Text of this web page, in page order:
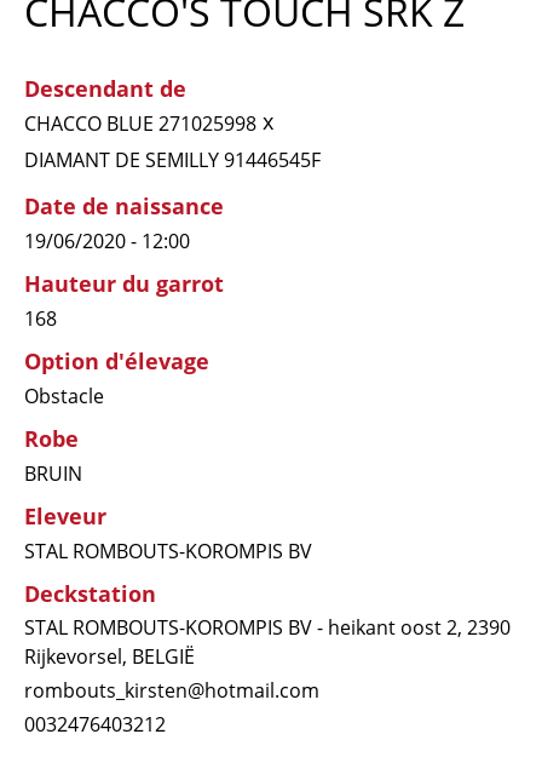
CHACCO'S TOUCH SRK Z
Descendant de
CHACCO BLUE 271025998 x
DIAMANT DE SEMILLY 91446545F
Date de naissance
19/06/2020 - 12:00
Hauteur du garrot
168
Option d'élevage
Obstacle
Robe
BRUIN
Eleveur
STAL ROMBOUTS-KOROMPIS BV
Deckstation
STAL ROMBOUTS-KOROMPIS BV - heikant oost 2, 2390
Rijkevorsel, BELGIË
rombouts_kirsten@hotmail.com
0032476403212